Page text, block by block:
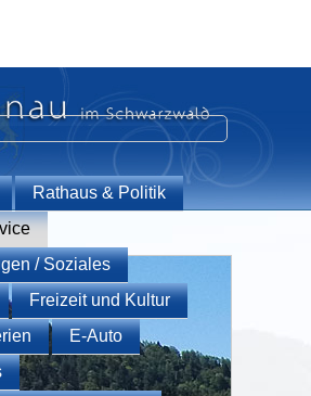
Rathaus & Politik
/ Soziales
Freizeit und Kultur
E-Auto